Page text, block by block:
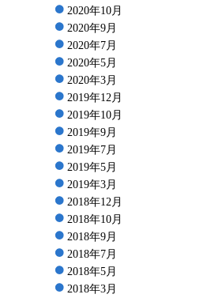
2020年10月
2020年9月
2020年7月
2020年5月
2020年3月
2019年12月
2019年10月
2019年9月
2019年7月
2019年5月
2019年3月
2018年12月
2018年10月
2018年9月
2018年7月
2018年5月
2018年3月